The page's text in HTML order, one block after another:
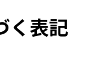
く表記